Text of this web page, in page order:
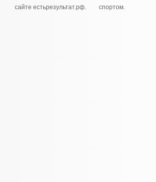
сайте естьрезультат.рф.
спортом.